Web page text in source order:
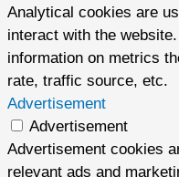
Analytical cookies are
interact with the
information on metrics
rate, traffic source, etc.
Advertisement
Advertisement
Advertisement cookies
relevant ads and